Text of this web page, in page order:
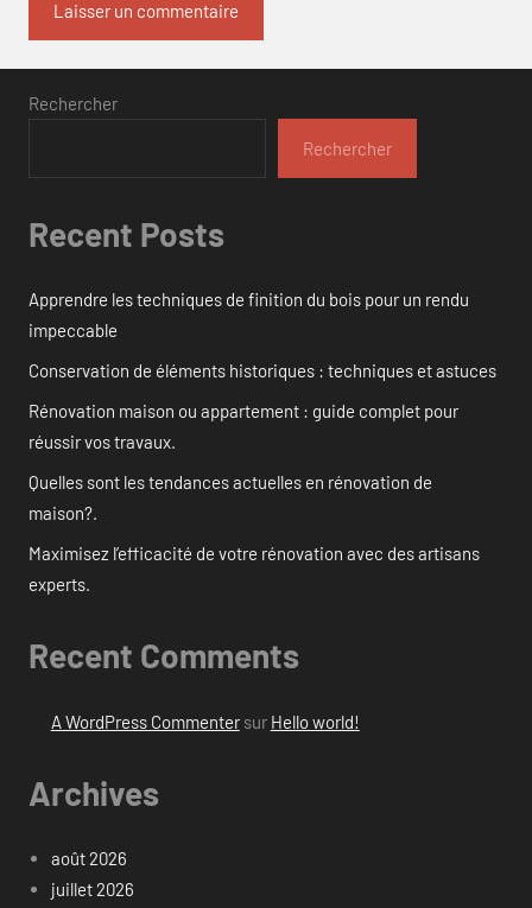
Rechercher
Rechercher
Recent Posts
Apprendre les techniques de finition du bois pour un rendu
impeccable
Conservation de éléments historiques : techniques et astuces
Rénovation maison ou appartement : guide complet pour
réussir vos travaux.
Quelles sont les tendances actuelles en rénovation de
maison?.
Maximisez l’efficacité de votre rénovation avec des artisans
experts.
Recent Comments
A WordPress Commentersur Hello world!
Archives
août 2026
juillet 2026